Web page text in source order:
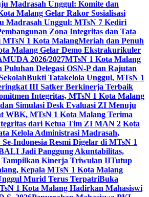
Madrasah Unggul: Komite dan
Malang Gelar Rakor Sosialisasi
Madrasah Unggul: MTsN 7 Kediri
Zona Integritas dan Tata
MTsN 1 Kota MalangMeriah dan Penuh
Malang Gelar Demo Ekstrakurikuler
2026/2027MTsN 1 Kota Malang
Puluhan Delegasi OSN-P dan Rajutan
Bukti Tatakelola Unggul, MTsN 1
III Satker Berkinerja Terbaik
Integritas, MTsN 1 Kota Malang
Simulasi Desk Evaluasi ZI Menuju
WBK, MTsN 1 Kota Malang Terima
dari Ketua Tim ZI MAN 2 Kota
Kelola Administrasi Madrasah,
Indonesia Resmi Digelar di MTsN 1
Jadi Panggung Akuntabilitas,
Tampilkan Kinerja Triwulan IITutup
Kepala MTsN 1 Kota Malang
Murid Terus TerpatriBuka
1 Kota Malang Hadirkan Mahasiswi